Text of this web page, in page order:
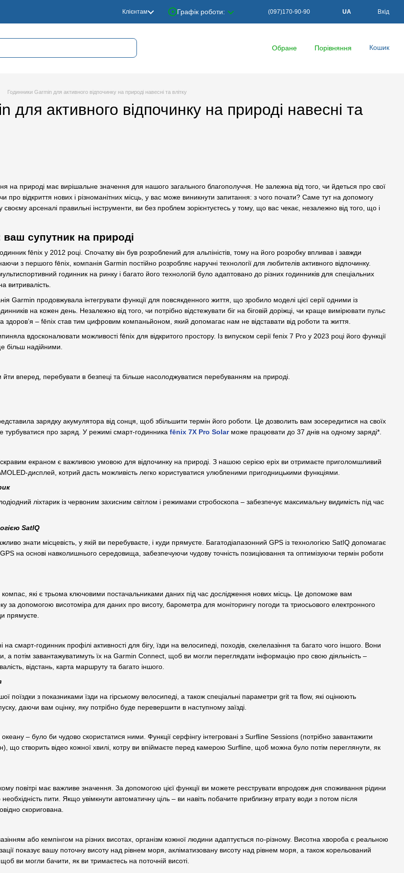
Клієнтам Графік роботи: (097)170-90-90 UA Вхід
Обране Порівняння Кошик
Годинники Garmin для активного відпочинку на природі навесні та влітку
для активного відпочинку на природі навесні та
на природі має вирішальне значення для нашого загального благополуччя. Не залежна від того, чи йдеться про свої
про відкриття нових і різноманітних місць, у вас може виникнути запитання: з чого почати? Саме тут на допомогу
арсеналі правильні інструменти, ви без проблем зорієнтуєтесь у тому, що вас чекає, незалежно від того, що і
ваш супутник на природі
fēnix у 2012 році. Спочатку він був розроблений для альпіністів, тому на його розробку впливав і завжди
з першого fēnix, компанія Garmin постійно розробляє наручні технології для любителів активного відпочинку.
годинник на ринку і багато його технологій було адаптовано до різних годинників для спеціальних
витривалість.
Garmin продовжувала інтегрувати функції для повсякденного життя, що зробило моделі цієї серії одними із
на кожен день. Незалежно від того, чи потрібно відстежувати біг на біговій доріжці, чи краще вимірювати пульс
здоров’я – fēnix став тим цифровим компаньйоном, який допомагає нам не відставати від роботи та життя.
вдосконалювати можливості fēnix для відкритого простору. Із випуском серії fenix 7 Pro у 2023 році його функції
більш надійними.
йти вперед, перебувати в безпеці та більше насолоджуватися перебуванням на природі.
зарядку акумулятора від сонця, щоб збільшити термін його роботи. Це дозволить вам зосередитися на своїх
турбуватися про заряд. У режимі смарт-годинника fēnix 7X Pro Solarможе працювати до 37 днів на одному заряді*.
яскравим екраном є важливою умовою для відпочинку на природі. З нашою серією epix ви отримаєте приголомшливий
дисплей, котрий дасть можливість легко користуватися улюбленими пригодницькими функціями.
ліхтарик із червоним захисним світлом і режимами стробоскопа – забезпечує максимальну видимість під час
SatIQ
знати місцевість, у якій ви перебуваєте, і куди прямуєте. Багатодіапазонний GPS із технологією SatIQ допомагає
на основі навколишнього середовища, забезпечуючи чудову точність позиціювання та оптимізуючи термін роботи
компас, які є трьома ключовими постачальниками даних під час дослідження нових місць. Це допоможе вам
за допомогою висотоміра для даних про висоту, барометра для моніторингу погоди та триосьового електронного
прямуєте.
смарт-годинник профілі активності для бігу, їзди на велосипеді, походів, скелелазіння та багато чого іншого. Вони
а потім завантажуватимуть їх на Garmin Connect, щоб ви могли переглядати інформацію про свою діяльність –
відстань, карта маршруту та багато іншого.
поїздки з показниками їзди на гірському велосипеді, а також спеціальні параметри grit та flow, які оцінюють
даючи вам оцінку, яку потрібно буде перевершити в наступному заїзді.
– було би чудово скористатися ними. Функції серфінгу інтегровані з Surfline Sessions (потрібно завантажити
що створить відео кожної хвилі, котру ви впіймаєте перед камерою Surfline, щоб можна було потім переглянути, як
повітрі має важливе значення. За допомогою цієї функції ви можете реєструвати впродовж дня споживання рідини
пити. Якщо увімкнути автоматичну ціль – ви навіть побачите приблизну втрату води з потом після
скоригована.
або кемпінгом на різних висотах, організм кожної людини адаптується по-різному. Висотна хвороба є реальною
показує вашу поточну висоту над рівнем моря, акліматизовану висоту над рівнем моря, а також корельований
ви могли бачити, як ви тримаєтесь на поточній висоті.